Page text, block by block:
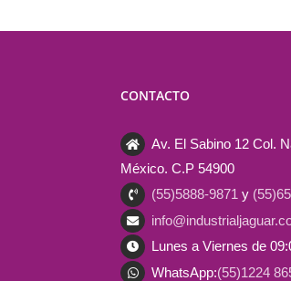
CONTACTO
Av. El Sabino 12 Col.
México. C.P 54900
(55)5888-9871 y
Lunes a Viernes de
WhatsApp:(55)1224